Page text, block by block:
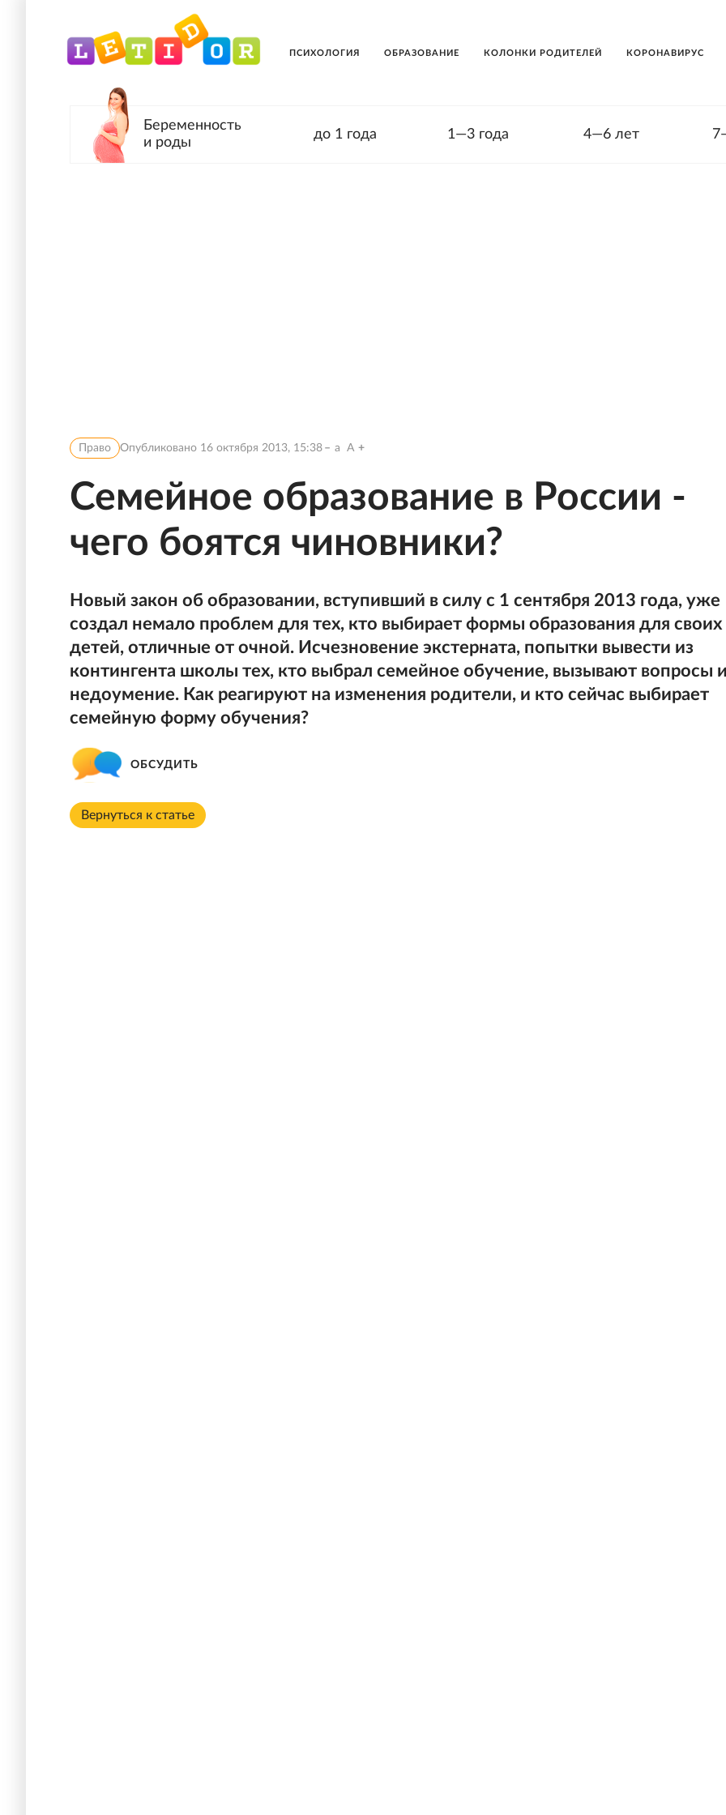
ПСИХОЛОГИЯ ОБРАЗОВАНИЕ КОЛОНКИ РОДИТЕЛЕЙ КОРОНАВИРУС
Беременность
и роды
до 1 года 1—3 года 4—6 лет
Право Опубликовано 16 октября 2013, 15:38 a A
Семейное образование в России -
чего боятся чиновники?
Новый закон об образовании, вступивший в силу с 1 сентября 2013 года, уже
создал немало проблем для тех, кто выбирает формы образования для своих
детей, отличные от очной. Исчезновение экстерната, попытки вывести из
контингента школы тех, кто выбрал семейное обучение, вызывают вопросы
недоумение. Как реагируют на изменения родители, и кто сейчас выбирает
семейную форму обучения?
ОБСУДИТЬ
Вернуться к статье